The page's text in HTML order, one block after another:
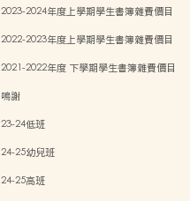
2023-2024年度上學期學生書簿雜費價目
2022-2023年度上學期學生書簿雜費價目
2021-2022年度 下學期學生書簿雜費價目
鳴謝
23-24低班
24-25幼兒班
24-25高班